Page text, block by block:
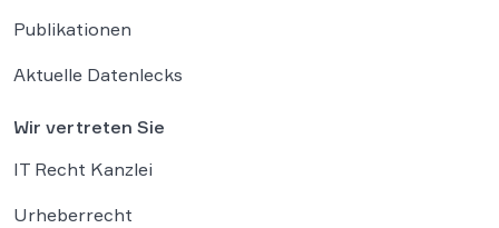
Publikationen
Aktuelle Datenlecks
Wir vertreten Sie
IT Recht Kanzlei
Urheberrecht